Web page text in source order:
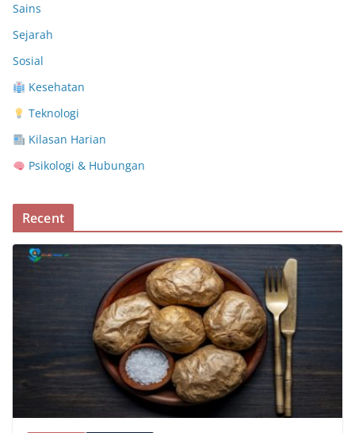
Sains
Sejarah
Sosial
Kesehatan
Teknologi
Kilasan Harian
Psikologi & Hubungan
Recent